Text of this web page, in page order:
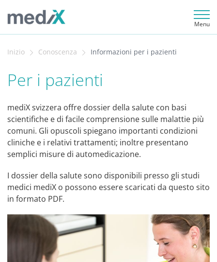
Menu
Inizio Conoscenza Informazioni per i pazienti
Per i pazienti
mediX svizzera offre dossier della salute con basi
scientifiche e di facile comprensione sulle malattie più
comuni. Gli opuscoli spiegano importanti condizioni
cliniche e i relativi trattamenti; inoltre presentano
semplici misure di automedicazione.
I dossier della salute sono disponibili presso gli studi
medici mediX o possono essere scaricati da questo sito
in formato PDF.